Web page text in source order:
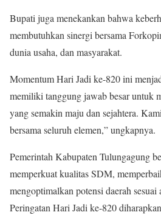
Bupati juga menekankan bahwa
membutuhkan sinergi bersama
dunia usaha, dan masyarakat.
Momentum Hari Jadi ke-820 ini
memiliki tanggung jawab besar untuk
yang semakin maju dan sejahtera.
bersama seluruh elemen,” ungkapnya.
Pemerintah Kabupaten Tulungagung
memperkuat kualitas SDM,
mengoptimalkan potensi daerah sesuai
Peringatan Hari Jadi ke-820